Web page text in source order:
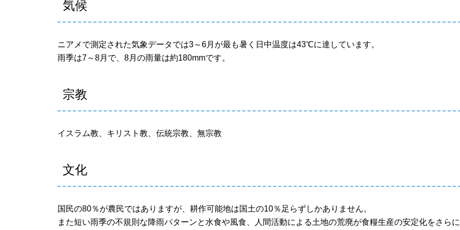
気候
ニアメで測定された気象データでは3～6月が最も暑く日中温度は43℃に達しています。
雨季は7～8月で、8月の雨量は約180mmです。
宗教
イスラム教、キリスト教、伝統宗教、無宗教
文化
国民の80％が農民ではありますが、耕作可能地は国土の10％足らずしかありません。
また短い雨季の不規則な降雨パターンと水食や風食、人間活動による土地の荒廃が食糧生産の安定化をさら